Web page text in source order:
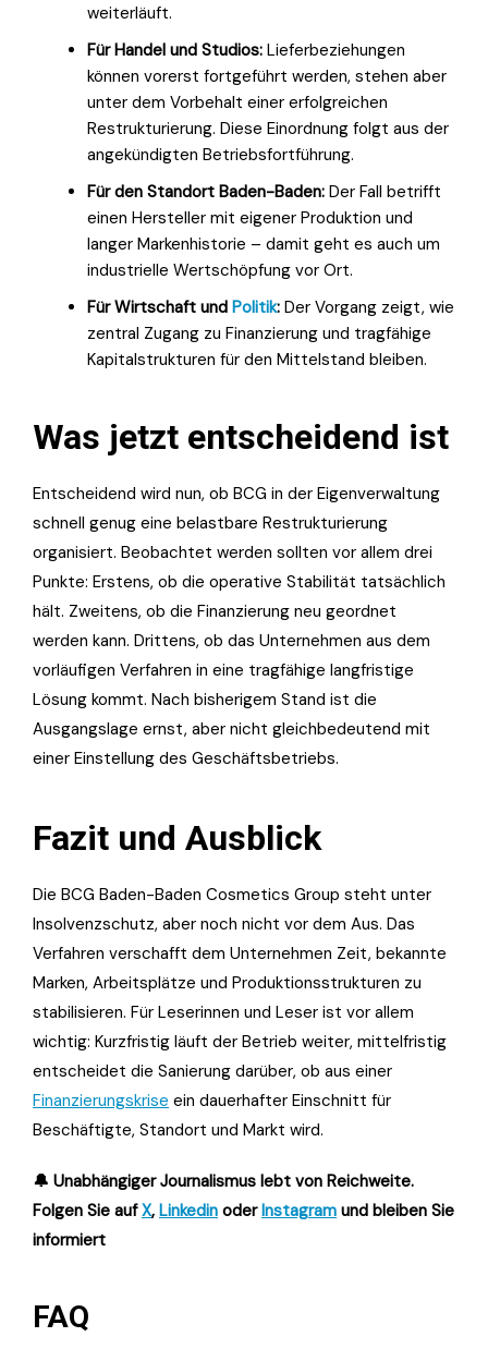
weiterläuft.
Für Handel und Studios: Lieferbeziehungen
können vorerst fortgeführt werden, stehen aber
unter dem Vorbehalt einer erfolgreichen
Restrukturierung. Diese Einordnung folgt aus der
angekündigten Betriebsfortführung.
Für den Standort Baden-Baden: Der Fall betrifft
einen Hersteller mit eigener Produktion und
langer Markenhistorie – damit geht es auch um
industrielle Wertschöpfung vor Ort.
Für Wirtschaft und Politik: Der Vorgang zeigt, wie
zentral Zugang zu Finanzierung und tragfähige
Kapitalstrukturen für den Mittelstand bleiben.
Was jetzt entscheidend ist
Entscheidend wird nun, ob BCG in der Eigenverwaltung
schnell genug eine belastbare Restrukturierung
organisiert. Beobachtet werden sollten vor allem drei
Punkte: Erstens, ob die operative Stabilität tatsächlich
hält. Zweitens, ob die Finanzierung neu geordnet
werden kann. Drittens, ob das Unternehmen aus dem
vorläufigen Verfahren in eine tragfähige langfristige
Lösung kommt. Nach bisherigem Stand ist die
Ausgangslage ernst, aber nicht gleichbedeutend mit
einer Einstellung des Geschäftsbetriebs.
Fazit und Ausblick
Die BCG Baden-Baden Cosmetics Group steht unter
Insolvenzschutz, aber noch nicht vor dem Aus. Das
Verfahren verschafft dem Unternehmen Zeit, bekannte
Marken, Arbeitsplätze und Produktionsstrukturen zu
stabilisieren. Für Leserinnen und Leser ist vor allem
wichtig: Kurzfristig läuft der Betrieb weiter, mittelfristig
entscheidet die Sanierung darüber, ob aus einer
Finanzierungskrise ein dauerhafter Einschnitt für
Beschäftigte, Standort und Markt wird.
🔔 Unabhängiger Journalismus lebt von Reichweite.
Folgen Sie aufX, Linkedin oderInstagram und bleiben Sie
informiert
FAQ